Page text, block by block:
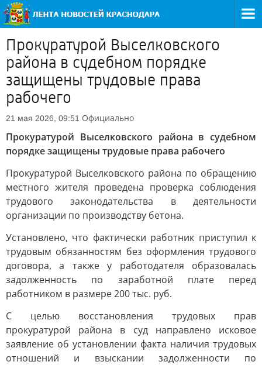
Прокуратурой Выселковского
района в судебном порядке
защищены трудовые права
рабочего
21 мая 2026, 09:51 Официально
Прокуратурой Выселковского района в судебном
порядке защищены трудовые права рабочего
Прокуратурой Выселковского района по обращению
местного жителя проведена проверка соблюдения
трудового законодательства в деятельности
организации по производству бетона.
Установлено, что фактически работник приступил к
трудовым обязанностям без оформления трудового
договора, а также у работодателя образовалась
задолженность по заработной плате перед
работником в размере 200 тыс. руб.
С целью восстановления трудовых прав
прокуратурой района в суд направлено исковое
заявление об установлении факта наличия трудовых
отношений и взыскании задолженности по